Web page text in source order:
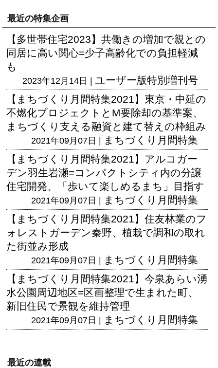
最近の特集企画
【多世帯住宅2023】共働きの増加で親との
同居に高い関心=少子高齢化での負担軽減
も
2023年12月14日 | ユーザー版特別増刊号
【まちづくり月間特集2021】東京・中延の
不燃化プロジェクトとM要除却の基準案、
まちづくり支える融資と建て替えの枠組み
2021年09月07日 | まちづくり月間特集
【まちづくり月間特集2021】アルコガー
デン羽生岩瀬=コンパクトシティ内の分譲
住宅開発、「歩いて楽しめるまち」目指す
2021年09月07日 | まちづくり月間特集
【まちづくり月間特集2021】住友林業のフ
ォレストガーデン秦野、植栽で調和の取れ
た街並み形成
2021年09月07日 | まちづくり月間特集
【まちづくり月間特集2021】今泉あらい湧
水公園周辺地区=区画整理で生まれた町、
新旧住民で景観を維持管理
2021年09月07日 | まちづくり月間特集
最近の連載